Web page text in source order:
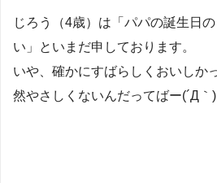
じろう（4歳）は「パパの誕生日
い」といまだ申しております。
いや、確かにすばらしくおいしか
然やさしくないんだってばー(´Д｀)